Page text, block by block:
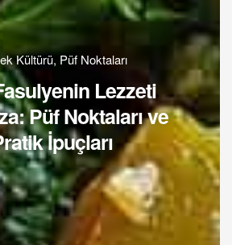
Kültürü, Püf Noktaları
Lezzeti
Püf Noktaları ve
İpuçları